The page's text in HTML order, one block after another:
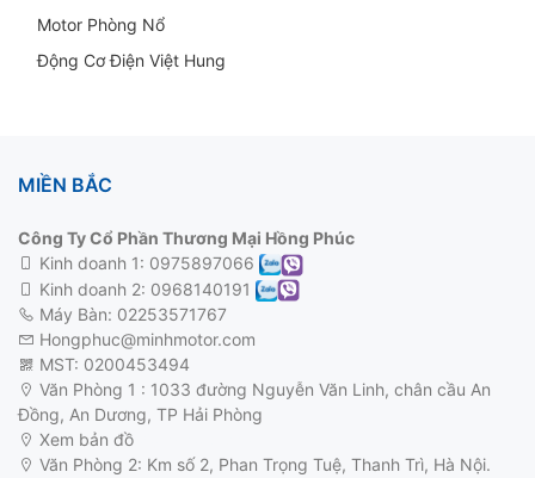
Motor Phòng Nổ
Động Cơ Điện Việt Hung
MIỀN BẮC
Công Ty Cổ Phần Thương Mại Hồng Phúc
Kinh doanh 1: 0975897066
Kinh doanh 2: 0968140191
Máy Bàn: 02253571767
Hongphuc@minhmotor.com
MST: 0200453494
Văn Phòng 1 : 1033 đường Nguyễn Văn Linh, chân cầu An
Đồng, An Dương, TP Hải Phòng
Xem bản đồ
Văn Phòng 2: Km số 2, Phan Trọng Tuệ, Thanh Trì, Hà Nội.